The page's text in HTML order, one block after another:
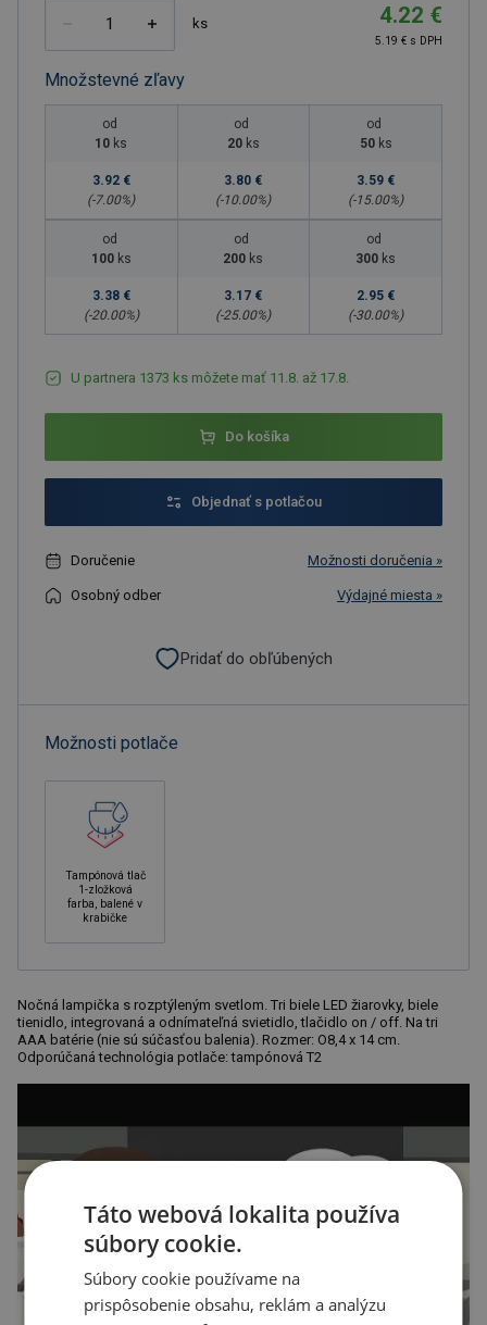
ks 4.22 €
5.19 € s DPH
Množstevné zľavy
od
10 ks
3.92 €
(-7.00%)
od
20 ks
3.80 €
(-10.00%)
od
50 ks
3.59 €
(-15.00%)
od
100 ks
3.38 €
(-20.00%)
od
200 ks
3.17 €
(-25.00%)
od
300 ks
2.95 €
(-30.00%)
U partnera 1373 ks môžete mať 11.8. až 17.8.
Do košíka
Objednať s potlačou
Doručenie Možnosti doručenia »
Osobný odber Výdajné miesta »
Pridať do obľúbených
Možnosti potlače
Tampónová tlač
1-zložková
farba, balené v
krabičke
Nočná lampička s rozptýleným svetlom. Tri biele LED žiarovky, biele
tienidlo, integrovaná a odnímateľná svietidlo, tlačidlo on / off. Na tri
AAA batérie (nie sú súčasťou balenia). Rozmer: O8,4 x 14 cm.
Odporúčaná technológia potlače: tampónová T2
Táto webová lokalita používa
súbory cookie.
Súbory cookie používame na
prispôsobenie obsahu, reklám a analýzu